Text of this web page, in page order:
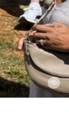
©